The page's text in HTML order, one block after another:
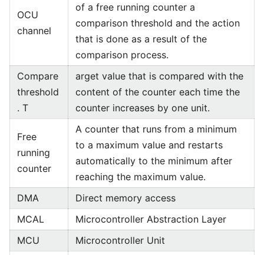
OCU
channel
of a free running counter a
comparison threshold and the action
that is done as a result of the
comparison process.
Compare
threshold
. T
arget value that is compared with the
content of the counter each time the
counter increases by one unit.
Free
running
counter
A counter that runs from a minimum
to a maximum value and restarts
automatically to the minimum after
reaching the maximum value.
DMA
Direct memory access
MCAL
Microcontroller Abstraction Layer
MCU
Microcontroller Unit